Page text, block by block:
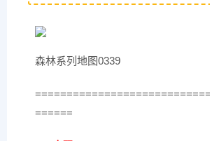
森林系列地图0339
======